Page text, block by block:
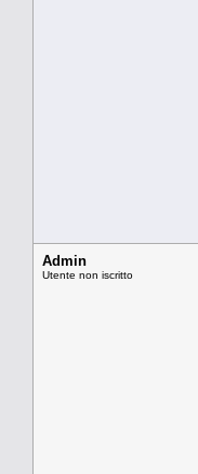
Admin
Utente non iscritto